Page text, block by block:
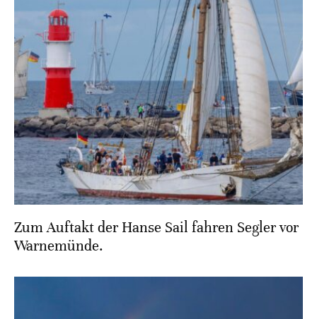
Zum Auftakt der Hanse Sail fahren Segler vor
Warnemünde.